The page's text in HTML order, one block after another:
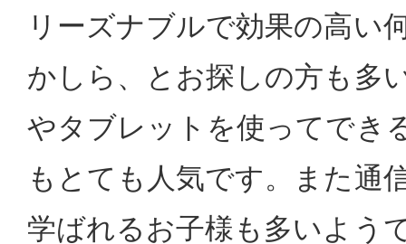
リーズナブルで効果の高い
かしら、とお探しの方も多
やタブレットを使ってでき
もとても人気です。また通
学ばれるお子様も多いよう